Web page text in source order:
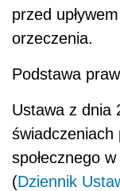
przed
orzeczenia.
Podstawa
Ustawa z dnia
świadczeniach
społecznego
(Dziennik